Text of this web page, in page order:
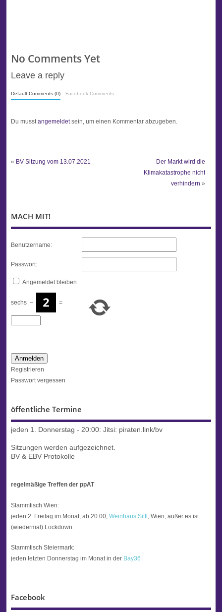
No Comments Yet
Leave a reply
Default Comments (0) Facebook Comments
Du musst angemeldetsein, um einen Kommentar abzugeben.
« BV Sitzung vom 13.07.2021
Der Markt wird die
Klimakatastrophe nicht
verhindern »
MACH MIT!
Benutzername:
Passwort:
Angemeldet bleiben
sechs − =
Anmelden
Registrieren
Passwort vergessen
öffentliche Termine
jeden 1. Donnerstag - 20:00: Jitsi: piraten.link/bv
Sitzungen werden aufgezeichnet.
BV & EBV Protokolle
regelmäßige Treffen der ppAT
Stammtisch Wien:
jeden 2. Freitag im Monat, ab 20:00, Weinhaus Sittl , Wien, außer es ist
(wiedermal) Lockdown.
Stammtisch Steiermark:
jeden letzten Donnerstag im Monat in der Bay36
Facebook